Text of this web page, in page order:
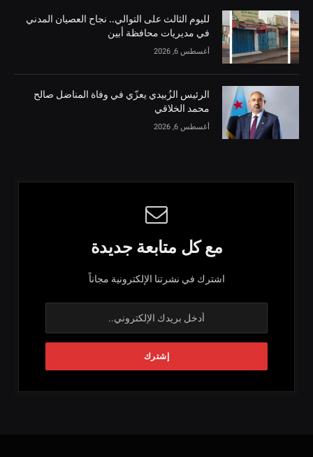
لليوم الثالث على التوالي.. نجاح العصيان المدني
في مديريات محافظة أبين
أغسطس 6, 2026
الرئيس الزُبيدي يعزّي في وفاة المناضل صالح
محمد الخلاقي
أغسطس 6, 2026
مع كل متابعة جديدة
اشترك في نشرتنا الإلكترونية مجاناً